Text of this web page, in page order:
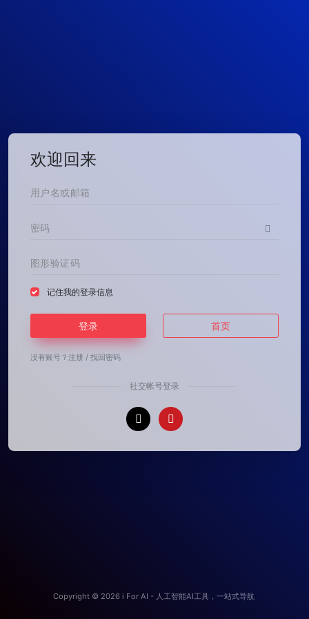
欢迎回来
记住我的登录信息
登录 首页
没有账号？ 注册 / 找回密码
社交帐号登录
Copyright © 2026 i For AI - 人工智能AI工具，一站式导航